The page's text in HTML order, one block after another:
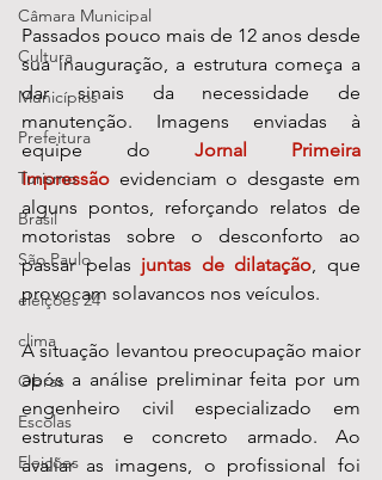
Câmara Municipal
Cultura
Municípios
Prefeitura
Turismo
Brasil
São Paulo
eleições 24
clima
Obras
Escolas
Eleições
Passados pouco mais de 12 anos desde
sua inauguração, a estrutura começa a
dar sinais da necessidade de
manutenção. Imagens enviadas à
equipe do Jornal Primeira
Impressão evidenciam o desgaste em
alguns pontos, reforçando relatos de
motoristas sobre o desconforto ao
passar pelas juntas de dilatação, que
provocam solavancos nos veículos.
A situação levantou preocupação maior
após a análise preliminar feita por um
engenheiro civil especializado em
estruturas e concreto armado. Ao
avaliar as imagens, o profissional foi